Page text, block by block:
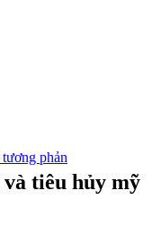
tiêu hủy mỹ